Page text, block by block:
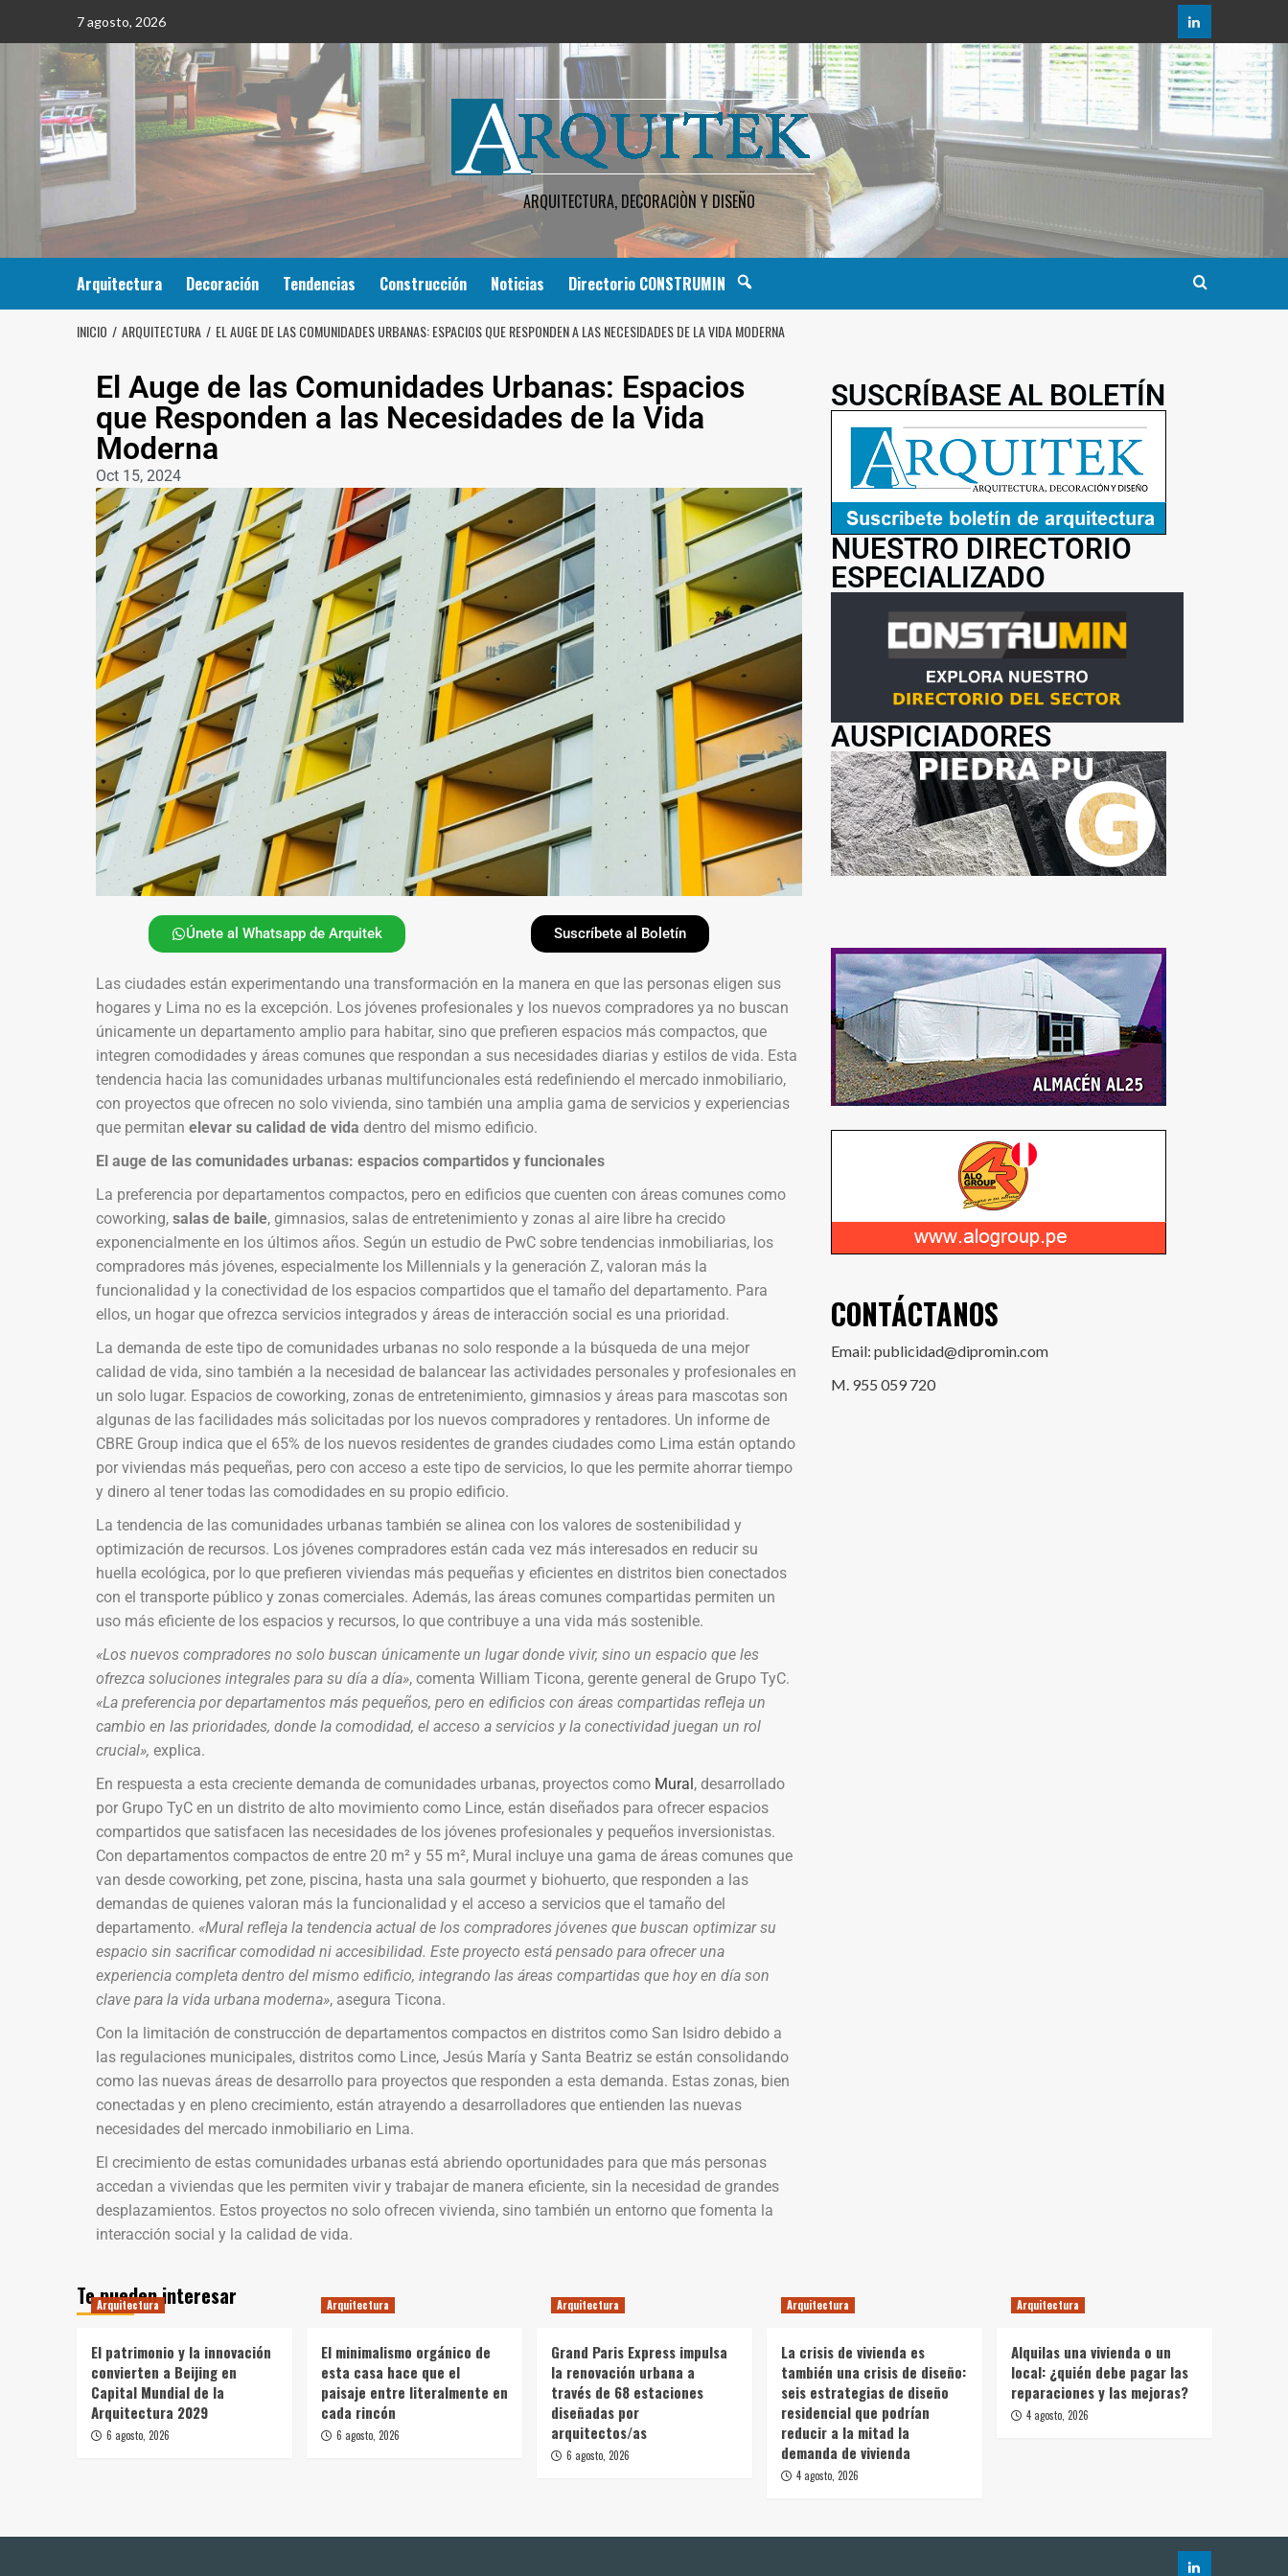
7 agosto, 2026
ARQUITECTURA, DECORACIÒN Y DISEÑO
Arquitectura Decoración Tendencias Construcción Noticias Directorio CONSTRUMIN
INICIO ARQUITECTURA EL AUGE DE LAS COMUNIDADES URBANAS: ESPACIOS QUE RESPONDEN A LAS NECESIDADES DE LA VIDA MODERNA
El Auge de las Comunidades Urbanas: Espacios
que Responden a las Necesidades de la Vida
Moderna
Oct 15, 2024
Únete al Whatsapp de Arquitek Suscríbete al Boletín
Las ciudades están experimentando una transformación en la manera en que las personas eligen sus
hogares y Lima no es la excepción. Los jóvenes profesionales y los nuevos compradores ya no buscan
únicamente un departamento amplio para habitar, sino que prefieren espacios más compactos, que
integren comodidades y áreas comunes que respondan a sus necesidades diarias y estilos de vida. Esta
tendencia hacia las comunidades urbanas multifuncionales está redefiniendo el mercado inmobiliario,
con proyectos que ofrecen no solo vivienda, sino también una amplia gama de servicios y experiencias
que permitan elevar su calidad de vida dentro del mismo edificio.
El auge de las comunidades urbanas: espacios compartidos y funcionales
La preferencia por departamentos compactos, pero en edificios que cuenten con áreas comunes como
coworking, salas de baile, gimnasios, salas de entretenimiento y zonas al aire libre ha crecido
exponencialmente en los últimos años. Según un estudio de PwC sobre tendencias inmobiliarias, los
compradores más jóvenes, especialmente los Millennials y la generación Z, valoran más la
funcionalidad y la conectividad de los espacios compartidos que el tamaño del departamento. Para
ellos, un hogar que ofrezca servicios integrados y áreas de interacción social es una prioridad.
La demanda de este tipo de comunidades urbanas no solo responde a la búsqueda de una mejor
calidad de vida, sino también a la necesidad de balancear las actividades personales y profesionales en
un solo lugar. Espacios de coworking, zonas de entretenimiento, gimnasios y áreas para mascotas son
algunas de las facilidades más solicitadas por los nuevos compradores y rentadores. Un informe de
CBRE Group indica que el 65% de los nuevos residentes de grandes ciudades como Lima están optando
por viviendas más pequeñas, pero con acceso a este tipo de servicios, lo que les permite ahorrar tiempo
y dinero al tener todas las comodidades en su propio edificio.
La tendencia de las comunidades urbanas también se alinea con los valores de sostenibilidad y
optimización de recursos. Los jóvenes compradores están cada vez más interesados en reducir su
huella ecológica, por lo que prefieren viviendas más pequeñas y eficientes en distritos bien conectados
con el transporte público y zonas comerciales. Además, las áreas comunes compartidas permiten un
uso más eficiente de los espacios y recursos, lo que contribuye a una vida más sostenible.
«Los nuevos compradores no solo buscan únicamente un lugar donde vivir, sino un espacio que les
ofrezca soluciones integrales para su día a día», comenta William Ticona, gerente general de Grupo TyC.
«La preferencia por departamentos más pequeños, pero en edificios con áreas compartidas refleja un
cambio en las prioridades, donde la comodidad, el acceso a servicios y la conectividad juegan un rol
crucial», explica.
En respuesta a esta creciente demanda de comunidades urbanas, proyectos como Mural, desarrollado
por Grupo TyC en un distrito de alto movimiento como Lince, están diseñados para ofrecer espacios
compartidos que satisfacen las necesidades de los jóvenes profesionales y pequeños inversionistas.
Con departamentos compactos de entre 20 m² y 55 m², Mural incluye una gama de áreas comunes que
van desde coworking, pet zone, piscina, hasta una sala gourmet y biohuerto, que responden a las
demandas de quienes valoran más la funcionalidad y el acceso a servicios que el tamaño del
departamento. «Mural refleja la tendencia actual de los compradores jóvenes que buscan optimizar su
espacio sin sacrificar comodidad ni accesibilidad. Este proyecto está pensado para ofrecer una
experiencia completa dentro del mismo edificio, integrando las áreas compartidas que hoy en día son
clave para la vida urbana moderna», asegura Ticona.
Con la limitación de construcción de departamentos compactos en distritos como San Isidro debido a
las regulaciones municipales, distritos como Lince, Jesús María y Santa Beatriz se están consolidando
como las nuevas áreas de desarrollo para proyectos que responden a esta demanda. Estas zonas, bien
conectadas y en pleno crecimiento, están atrayendo a desarrolladores que entienden las nuevas
necesidades del mercado inmobiliario en Lima.
El crecimiento de estas comunidades urbanas está abriendo oportunidades para que más personas
accedan a viviendas que les permiten vivir y trabajar de manera eficiente, sin la necesidad de grandes
desplazamientos. Estos proyectos no solo ofrecen vivienda, sino también un entorno que fomenta la
interacción social y la calidad de vida.
SUSCRÍBASE AL BOLETÍN
NUESTRO DIRECTORIO
ESPECIALIZADO
AUSPICIADORES
CONTÁCTANOS
Email: publicidad@dipromin.com
M. 955 059 720
Te pueden interesar
Arquitectura
El patrimonio y la innovación
convierten a Beijing en
Capital Mundial de la
Arquitectura 2029
6 agosto, 2026
Arquitectura
El minimalismo orgánico de
esta casa hace que el
paisaje entre literalmente en
cada rincón
6 agosto, 2026
Arquitectura
Grand Paris Express impulsa
la renovación urbana a
través de 68 estaciones
diseñadas por
arquitectos/as
6 agosto, 2026
Arquitectura
La crisis de vivienda es
también una crisis de diseño:
seis estrategias de diseño
residencial que podrían
reducir a la mitad la
demanda de vivienda
4 agosto, 2026
Arquitectura
Alquilas una vivienda o un
local: ¿quién debe pagar las
reparaciones y las mejoras?
4 agosto, 2026